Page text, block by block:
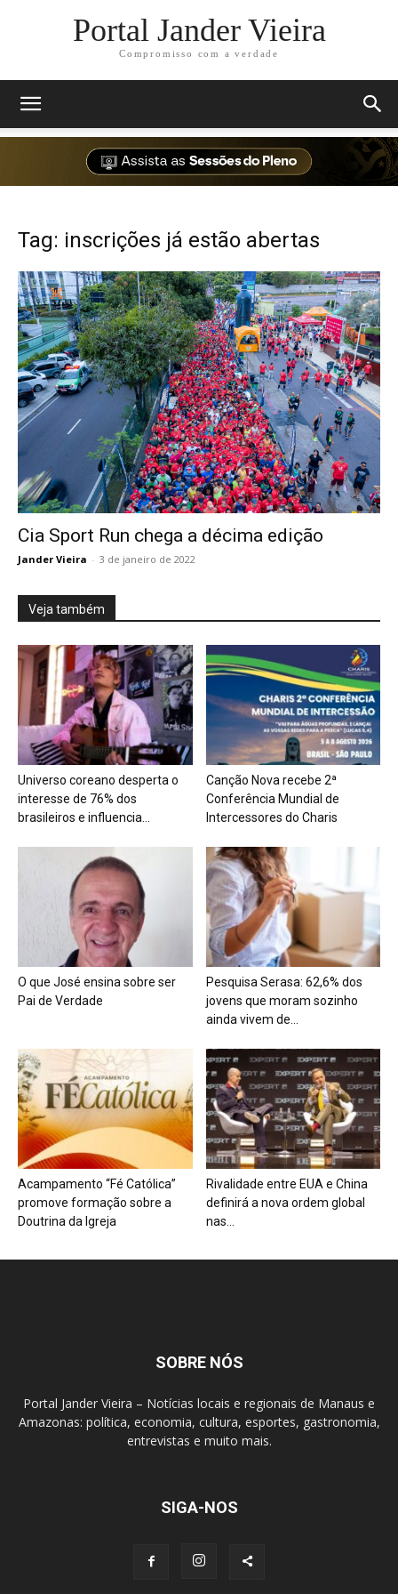
Portal Jander Vieira
Compromisso com a verdade
Tag: inscrições já estão abertas
Cia Sport Run chega a décima edição
Jander Vieira - 3 de janeiro de 2022
Veja também
Universo coreano desperta o
interesse de 76% dos
brasileiros e influencia...
Canção Nova recebe 2ª
Conferência Mundial de
Intercessores do Charis
O que José ensina sobre ser
Pai de Verdade
Pesquisa Serasa: 62,6% dos
jovens que moram sozinho
ainda vivem de...
Acampamento “Fé Católica”
promove formação sobre a
Doutrina da Igreja
Rivalidade entre EUA e China
definirá a nova ordem global
nas...
SOBRE NÓS
Portal Jander Vieira – Notícias locais e regionais de Manaus e
Amazonas: política, economia, cultura, esportes, gastronomia,
entrevistas e muito mais.
SIGA-NOS